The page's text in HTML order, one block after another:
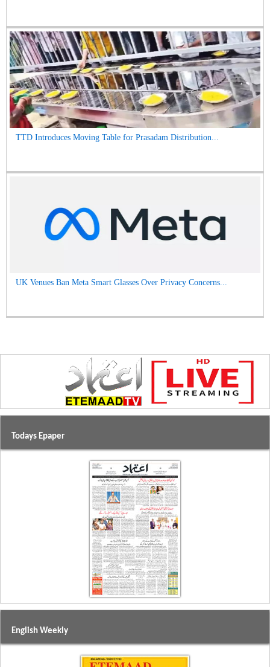
TTD Introduces Moving Table for Prasadam Distribution...
UK Venues Ban Meta Smart Glasses Over Privacy Concerns...
Todays Epaper
English Weekly